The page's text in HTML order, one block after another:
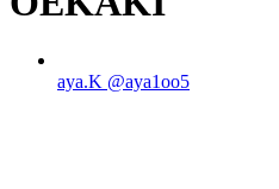
aya.K @aya1oo5